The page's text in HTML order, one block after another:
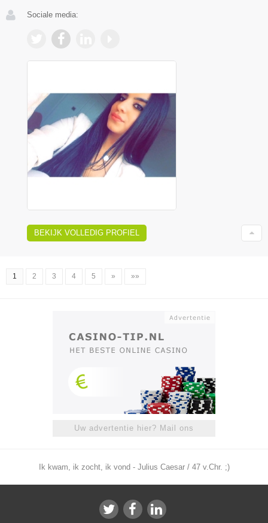
Sociale media:
BEKIJK VOLLEDIG PROFIEL
1 2 3 4 5 » »»
Uw advertentie hier? Mail ons
Ik kwam, ik zocht, ik vond - Julius Caesar / 47 v.Chr. ;)